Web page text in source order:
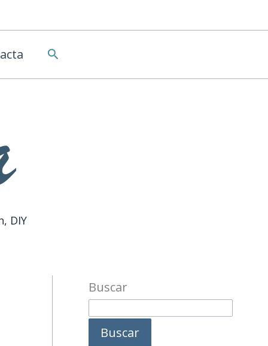
Buscar
DIY
Buscar
Buscar